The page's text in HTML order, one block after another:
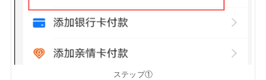
ステップ①